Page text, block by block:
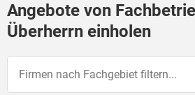
Angebote von
Überherrn einholen